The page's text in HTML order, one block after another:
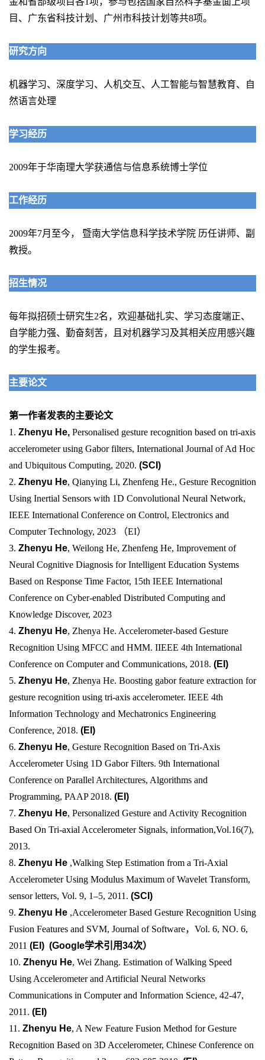
目、广东省科技计划、广州市科技计划等共8项。
研究方向
机器学习、深度学习、人机交互、人工智能与智慧教育、自
然语言处理
学习经历
2009年于华南理大学获通信与信息系统博士学位
工作经历
2009年7月至今， 暨南大学信息科学技术学院 历任讲师、副
教授。
招生情况
每年拟招硕士研究生2名，欢迎基础扎实、学习态度端正、
自学能力强、勤奋刻苦，且对机器学习及其相关应用感兴趣
的学生报考。
主要论文
第一作者发表的主要论文
1. Zhenyu He, Personalised gesture recognition based on tri-axis
accelerometer using Gabor filters, International Journal of Ad Hoc
and Ubiquitous Computing, 2020. (SCI)
2. Zhenyu He, Qianying Li, Zhenfeng He., Gesture Recognition
Using Inertial Sensors with 1D Convolutional Neural Network,
IEEE International Conference on Control, Electronics and
Computer Technology, 2023 （EI）
3. Zhenyu He, Weilong He, Zhenfeng He, Improvement of
Neural Cognitive Diagnosis for Intelligent Education Systems
Based on Response Time Factor, 15th IEEE International
Conference on Cyber-enabled Distributed Computing and
Knowledge Discover, 2023
4. Zhenyu He, Zhenya He. Accelerometer-based Gesture
Recognition Using MFCC and HMM. IIEEE 4th International
Conference on Computer and Communications, 2018. (EI)
5. Zhenyu He, Zhenya He. Boosting gabor feature extraction for
gesture recognition using tri-axis accelerometer. IEEE 4th
Information Technology and Mechatronics Engineering
Conference, 2018. (EI)
6. Zhenyu He, Gesture Recognition Based on Tri-Axis
Accelerometer Using 1D Gabor Filters. 9th International
Conference on Parallel Architectures, Algorithms and
Programming, PAAP 2018. (EI)
7. Zhenyu He, Personalized Gesture and Activity Recognition
Based On Tri-axial Accelerometer Signals, information,Vol.16(7),
2013.
8. Zhenyu He ,Walking Step Estimation from a Tri-Axial
Accelerometer Using Modulus Maximum of Wavelet Transform,
sensor letters, Vol. 9, 1–5, 2011. (SCI)
9. Zhenyu He ,Accelerometer Based Gesture Recognition Using
Fusion Features and SVM, Journal of Software，Vol. 6, NO. 6,
2011 (EI) (Google学术引用34次）
10. Zhenyu He, Wei Zhang. Estimation of Walking Speed
Using Accelerometer and Artificial Neural Networks
Communications in Computer and Information Science, 42-47,
2011. (EI)
11. Zhenyu He, A New Feature Fusion Method for Gesture
Recognition Based on 3D Accelerometer, Chinese Conference on